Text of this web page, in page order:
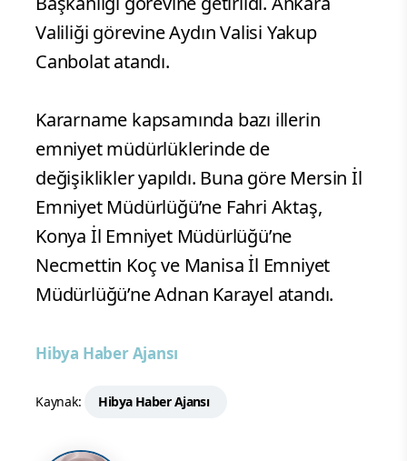
Valiliği görevine Aydın Valisi Yakup
Canbolat atandı.
Kararname kapsamında bazı illerin
emniyet müdürlüklerinde de
değişiklikler yapıldı. Buna göre Mersin İl
Emniyet Müdürlüğü’ne Fahri Aktaş,
Konya İl Emniyet Müdürlüğü’ne
Necmettin Koç ve Manisa İl Emniyet
Müdürlüğü’ne Adnan Karayel atandı.
Hibya Haber Ajansı
Kaynak: Hibya Haber Ajansı